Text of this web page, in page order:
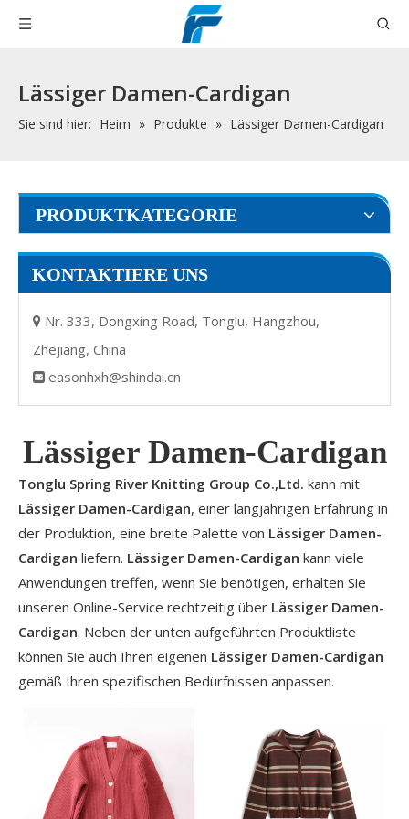
Lässiger Damen-Cardigan
Sie sind hier: Heim » Produkte » Lässiger Damen-Cardigan
PRODUKTKATEGORIE
KONTAKTIERE UNS
 Nr. 333, Dongxing Road, Tonglu, Hangzhou,
Zhejiang, China
 easonhxh@shindai.cn
Lässiger Damen-Cardigan
Tonglu Spring River Knitting Group Co.,Ltd. kann mit
Lässiger Damen-Cardigan, einer langjährigen Erfahrung in
der Produktion, eine breite Palette von Lässiger Damen-
Cardigan liefern. Lässiger Damen-Cardigan kann viele
Anwendungen treffen, wenn Sie benötigen, erhalten Sie
unseren Online-Service rechtzeitig über Lässiger Damen-
Cardigan. Neben der unten aufgeführten Produktliste
können Sie auch Ihren eigenen Lässiger Damen-Cardigan
gemäß Ihren spezifischen Bedürfnissen anpassen.